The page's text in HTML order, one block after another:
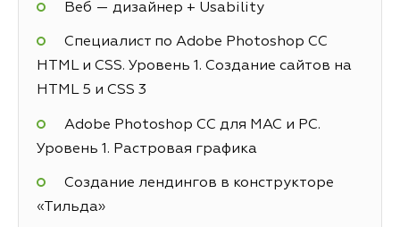
Веб — дизайнер + Usability
Специалист по Adobe Photoshop СС
HTML и CSS. Уровень 1. Создание сайтов на
HTML 5 и СSS 3
Adobe Photoshop CC для MAC и PC.
Уровень 1. Растровая графика
Создание лендингов в конструкторе
«Тильда»